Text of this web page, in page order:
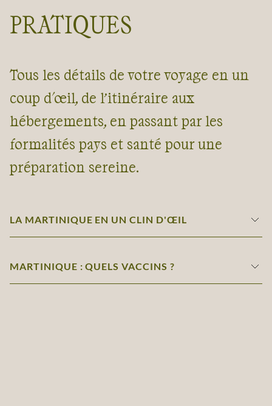
PRATIQUES
Tous les détails de votre voyage en un
coup d'œil, de l’itinéraire aux
hébergements, en passant par les
formalités pays et santé pour une
préparation sereine.
LA MARTINIQUE EN UN CLIN D'ŒIL
MARTINIQUE : QUELS VACCINS ?